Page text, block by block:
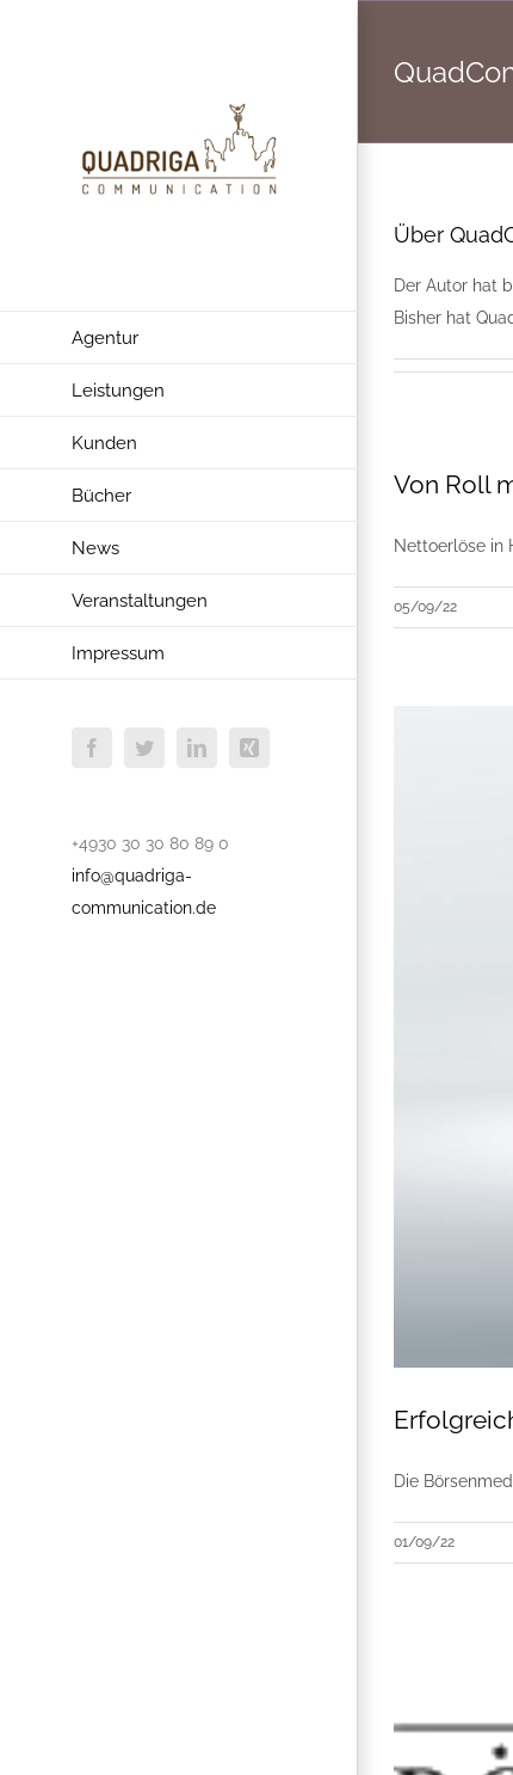
Agentur
Leistungen
Kunden
Bücher
News
Veranstaltungen
Impressum
FacebookTwitterLinkedInXing
+4930 30 30 80 89 0
info@quadriga-
communication.de
Über
Der Autor hat
Bisher hat
Von Roll
Nettoerlöse in
05/09/22
Die
01/09/22